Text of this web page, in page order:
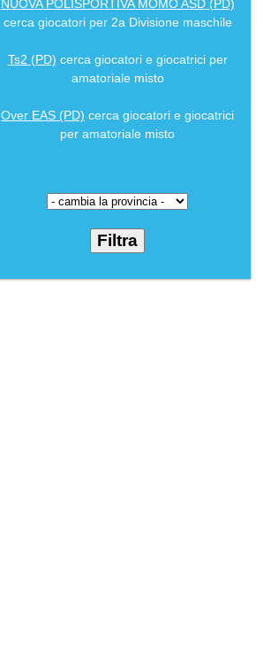
NUOVA POLISPORTIVA MOMO ASD (PD)
cerca giocatori per 2a Divisione maschile
Ts2 (PD) cerca giocatori e giocatrici per
amatoriale misto
Over EAS (PD) cerca giocatori e giocatrici
per amatoriale misto